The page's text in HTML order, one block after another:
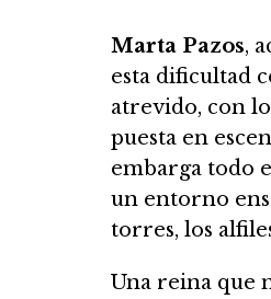
Marta Pazos,
esta dificultad
atrevido, con
puesta en
embarga todo
un entorno
torres, los
Una reina que